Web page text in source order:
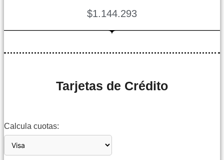
$1.144.293
Tarjetas de Crédito
Calcula cuotas: